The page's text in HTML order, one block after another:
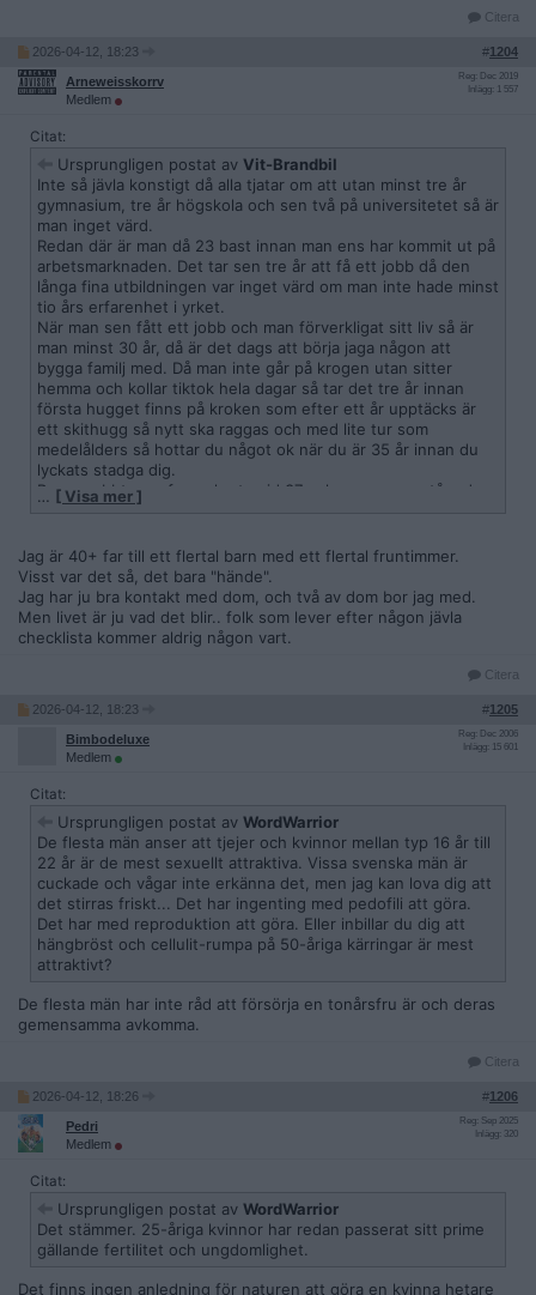
Citera
2026-04-12, 18:23 #1204
Arneweisskorrv
Medlem
Reg: Dec 2019
Inlägg: 1 557
Citat:
Ursprungligen postat av Vit-Brandbil
Inte så jävla konstigt då alla tjatar om att utan minst tre år
gymnasium, tre år högskola och sen två på universitetet så är
man inget värd.
Redan där är man då 23 bast innan man ens har kommit ut på
arbetsmarknaden. Det tar sen tre år att få ett jobb då den
långa fina utbildningen var inget värd om man inte hade minst
tio års erfarenhet i yrket.
När man sen fått ett jobb och man förverkligat sitt liv så är
man minst 30 år, då är det dags att börja jaga någon att
bygga familj med. Då man inte går på krogen utan sitter
hemma och kollar tiktok hela dagar så tar det tre år innan
första hugget finns på kroken som efter ett år upptäcks är
ett skithugg så nytt ska raggas och med lite tur som
medelålders så hottar du något ok när du är 35 år innan du
lyckats stadga dig.
Barn snabbt som fan och ute vid 37 och sen ensamstående
igen vid 38. Bara lägga ner och räkna med att åldras som
Förr gick folk på krogen när de fyllde 18, blev fulla som
aprövar och drog hem något halvdant skadat gods som
oturligt nog blev gravid och sen var det bara att stå sitt kast
och njuta av livet när ungen flyttade hemifrån och du då var
runt 30, för varje extra barn så lägg till ca fem år😆
… [ Visa mer ]
Jag är 40+ far till ett flertal barn med ett flertal fruntimmer.
Visst var det så, det bara "hände".
Jag har ju bra kontakt med dom, och två av dom bor jag med.
Men livet är ju vad det blir.. folk som lever efter någon jävla
checklista kommer aldrig någon vart.
Citera
2026-04-12, 18:23 #1205
Bimbodeluxe
Medlem
Reg: Dec 2006
Inlägg: 15 601
Citat:
Ursprungligen postat av WordWarrior
De flesta män anser att tjejer och kvinnor mellan typ 16 år till
22 år är de mest sexuellt attraktiva. Vissa svenska män är
cuckade och vågar inte erkänna det, men jag kan lova dig att
det stirras friskt... Det har ingenting med pedofili att göra.
Det har med reproduktion att göra. Eller inbillar du dig att
hängbröst och cellulit-rumpa på 50-åriga kärringar är mest
attraktivt?
De flesta män har inte råd att försörja en tonårsfru är och deras
gemensamma avkomma.
Citera
2026-04-12, 18:26 #1206
Pedri
Medlem
Reg: Sep 2025
Inlägg: 320
Citat:
Ursprungligen postat av WordWarrior
Det stämmer. 25-åriga kvinnor har redan passerat sitt prime
gällande fertilitet och ungdomlighet.
Det finns ingen anledning för naturen att göra en kvinna hetare